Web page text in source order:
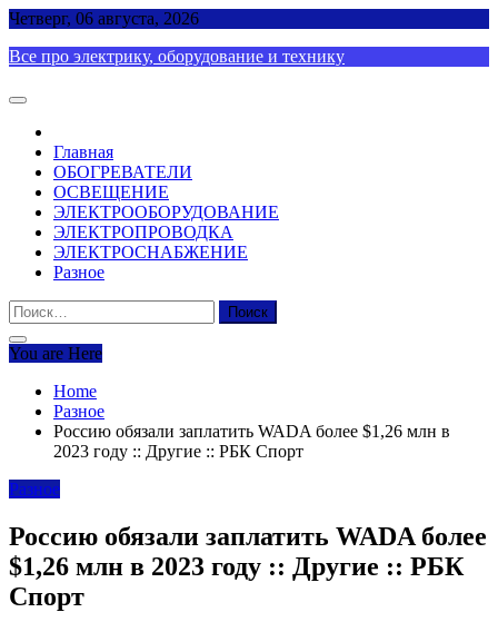
Skip
content
Четверг, 06 августа, 2026
Все про электрику, оборудование и технику
Главная
ОБОГРЕВАТЕЛИ
ОСВЕЩЕНИЕ
ЭЛЕКТРООБОРУДОВАНИЕ
ЭЛЕКТРОПРОВОДКА
ЭЛЕКТРОСНАБЖЕНИЕ
Разное
Найти:
You are Here
Home
Разное
Россию обязали заплатить WADA более $1,26 млн в
2023 году :: Другие :: РБК Спорт
Разное
Россию обязали заплатить WADA более
$1,26 млн в 2023 году :: Другие :: РБК
Спорт